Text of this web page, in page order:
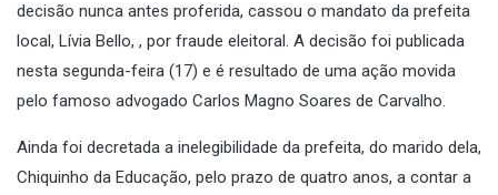
decisão nunca antes proferida, cassou o mandato da prefeita
local, Lívia Bello, , por fraude eleitoral. A decisão foi publicada
nesta segunda-feira (17) e é resultado de uma ação movida
pelo famoso advogado Carlos Magno Soares de Carvalho.
Ainda foi decretada a inelegibilidade da prefeita, do marido dela,
Chiquinho da Educação, pelo prazo de quatro anos, a contar a